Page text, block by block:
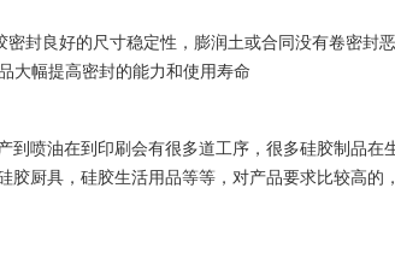
封良好的尺寸稳定性，膨润土或合同没有卷密封
大幅提高密封的能力和使用寿命
到喷油在到印刷会有很多道工序，很多硅胶制品在
胶厨具，硅胶生活用品等等，对产品要求比较高的